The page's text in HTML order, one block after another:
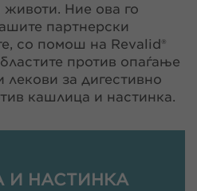
животи. Ние ова го
партнерски
со помош на Revalid®
против опаѓање
лекови за дигестивно
кашлица и настинка.
И НАСТИНКА